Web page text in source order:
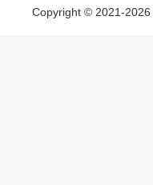
Copyright © 2021-2026